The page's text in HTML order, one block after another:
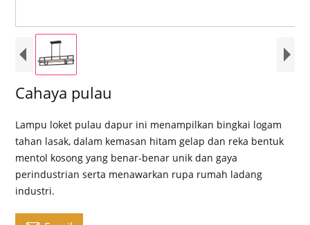
Cahaya pulau
Lampu loket pulau dapur ini menampilkan bingkai logam
tahan lasak, dalam kemasan hitam gelap dan reka bentuk
mentol kosong yang benar-benar unik dan gaya
perindustrian serta menawarkan rupa rumah ladang
industri.